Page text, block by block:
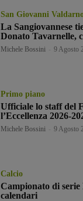
San Giovanni
La Sangiovannese
Donato Tavarnelle,
Michele Bossini 9 Agosto
Primo piano
Ufficiale lo staff del
l’Eccellenza 2026-
Michele Bossini 9 Agosto
Calcio
Campionato di
calendari